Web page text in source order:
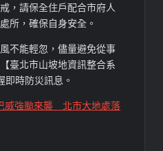
，請保全住戶配合市府人
所，確保自身安全。
不能輕忽，儘量避免從事
臺北市山坡地資訊整合系
即時防災訊息。
威強颱來襲 北市大地處落